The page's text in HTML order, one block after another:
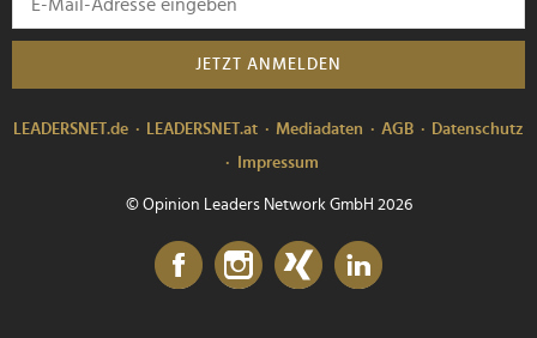
JETZT ANMELDEN
LEADERSNET.de LEADERSNET.at Mediadaten AGB
Datenschutz
Impressum
© Opinion Leaders Network GmbH 2026